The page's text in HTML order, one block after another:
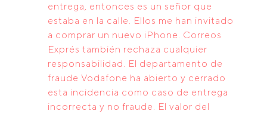
entrega, entonces es un señor que
estaba en la calle. Ellos me han invitado
a comprar un nuevo iPhone. Correos
Exprés también rechaza cualquier
responsabilidad. El departamento de
fraude Vodafone ha abierto y cerrado
esta incidencia como caso de entrega
incorrecta y no fraude. El valor del